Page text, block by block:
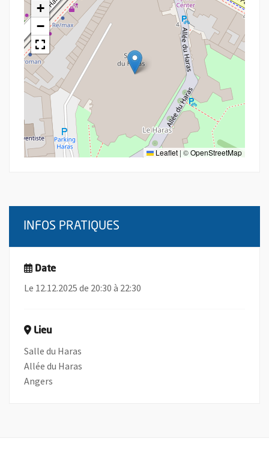
+
−
Leaflet | ©OpenStreetMap
INFOS PRATIQUES
Date
Le 12.12.2025 de 20:30 à 22:30
Lieu
Salle du Haras
Allée du Haras
Angers